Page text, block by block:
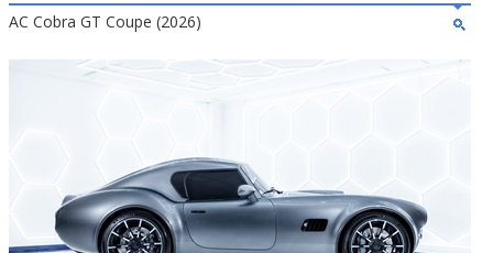
AC Cobra GT Coupe (2026)